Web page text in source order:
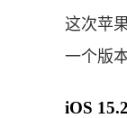
这次苹
一个版
iOS